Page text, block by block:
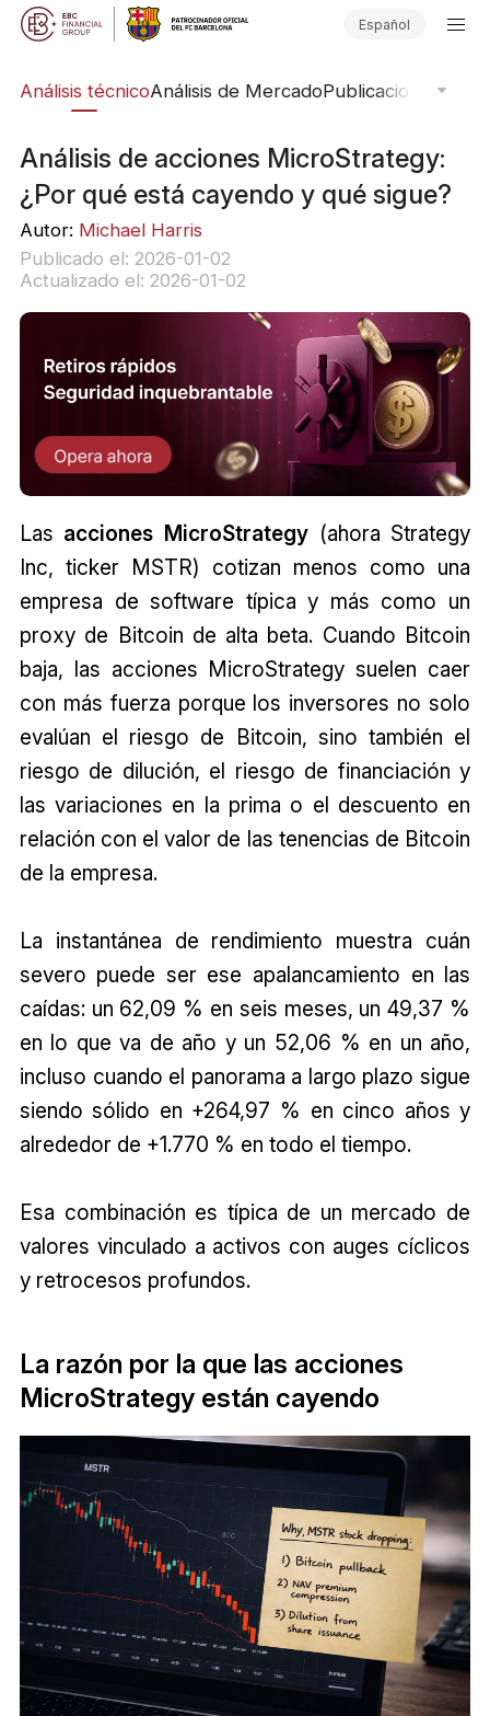
Español
Análisis técnicoAnálisis de MercadoPublicaciones del
Análisis de acciones MicroStrategy:
¿Por qué está cayendo y qué sigue?
Autor: Michael Harris
Publicado el: 2026-01-02
Actualizado el: 2026-01-02
Las acciones MicroStrategy (ahora Strategy
Inc, ticker MSTR) cotizan menos como una
empresa de software típica y más como un
proxy de Bitcoin de alta beta. Cuando Bitcoin
baja, las acciones MicroStrategy suelen caer
con más fuerza porque los inversores no solo
evalúan el riesgo de Bitcoin, sino también el
riesgo de dilución, el riesgo de financiación y
las variaciones en la prima o el descuento en
relación con el valor de las tenencias de Bitcoin
de la empresa.
La instantánea de rendimiento muestra cuán
severo puede ser ese apalancamiento en las
caídas: un 62,09 % en seis meses, un 49,37 %
en lo que va de año y un 52,06 % en un año,
incluso cuando el panorama a largo plazo sigue
siendo sólido en +264,97 % en cinco años y
alrededor de +1.770 % en todo el tiempo.
Esa combinación es típica de un mercado de
valores vinculado a activos con auges cíclicos
y retrocesos profundos.
La razón por la que las acciones
MicroStrategy están cayendo